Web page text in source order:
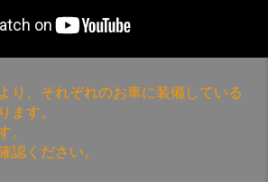
り、それぞれのお車に装備している
ます。
。
認ください。